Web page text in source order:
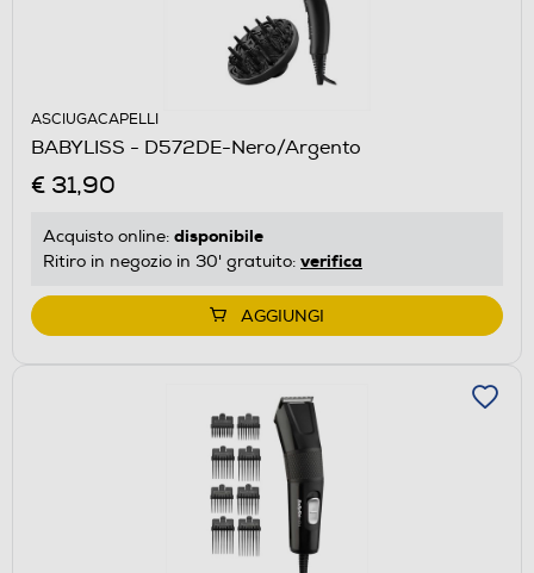
ASCIUGACAPELLI
BABYLISS - D572DE-Nero/Argento
€ 31,90
Acquisto online: disponibile
Ritiro in negozio in 30' gratuito: verifica
AGGIUNGI